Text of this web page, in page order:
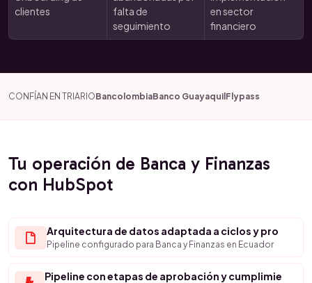
clientes
falta de
seguimiento
en sector
financiero
CONFÍAN EN TRIARIOBancolombiaBanco Guayaquil Flypass
Tu operación de Banca y Finanzas
con HubSpot
Arquitectura de datos adaptada a ciclos y pro
Pipeline configurado para Banca y Finanzas en Ecuador
Pipeline con etapas de aprobación y cumplimie